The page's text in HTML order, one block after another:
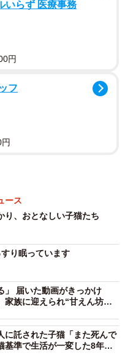
猫たち（「けいちゃん⌇お家大
プチャ撮影）
ていたはずだった
に3匹の猫と暮らしてき
歳まで生きた猫を見送
きたといいます。
年の4月20日。その後は
いらず 医療事務
円
フ
ース
り、おとなしい子猫たち
すり眠っています
」 届いた動画がきっかけ
族に迎えられ“甘えん坊レ
に託された子猫「また死んで
準で生活が一変した8年の